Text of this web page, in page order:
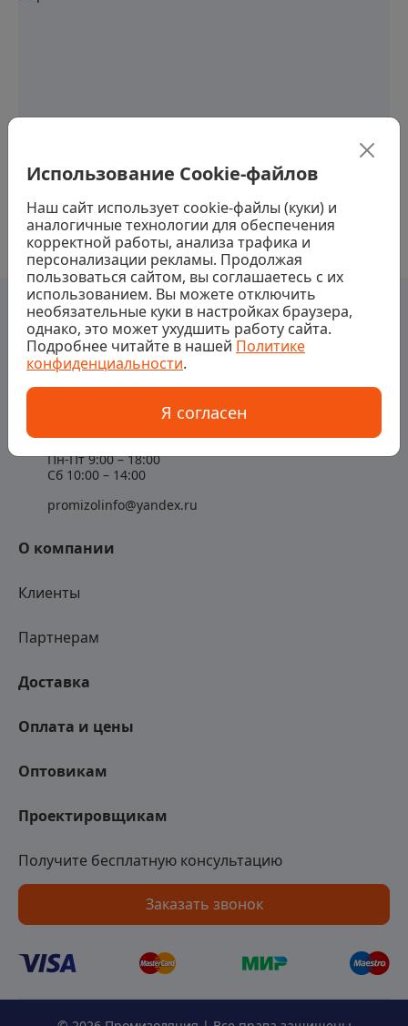
Получите бесплатную консультацию
Заказать звонок
О компании
Клиенты
Партнерам
Доставка
Оплата и цены
Оптовикам
Проектировщикам
Контакты
Пн-Пт 9:00 – 18:00
Сб 10:00 – 14:00
promizolinfo@yandex.ru
Использование Cookie-файлов
Наш сайт использует cookie-файлы (куки) и
аналогичные технологии для обеспечения
корректной работы, анализа трафика и
персонализации рекламы. Продолжая
пользоваться сайтом, вы соглашаетесь с их
использованием. Вы можете отключить
необязательные куки в настройках браузера,
однако, это может ухудшить работу сайта.
Подробнее читайте в нашей Политике
конфиденциальности.
Я согласен